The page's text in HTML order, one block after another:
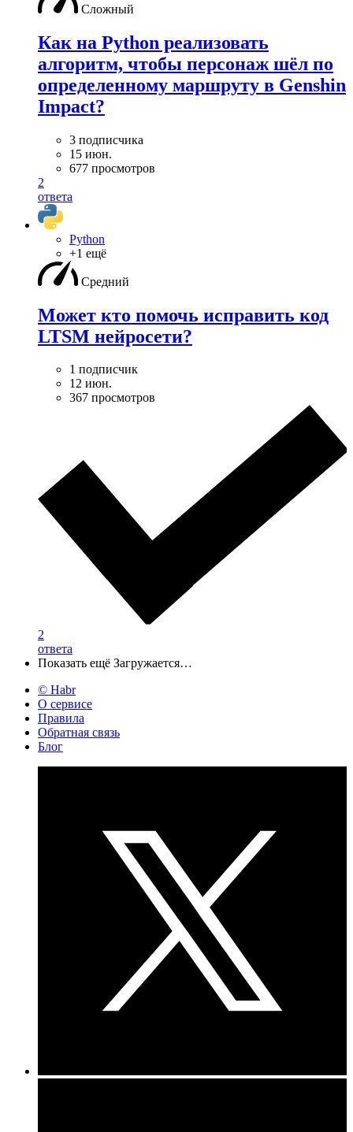
Сложный
Как на Python реализовать
алгоритм, чтобы персонаж шёл по
определенному маршруту в Genshin
Impact?
3 подписчика
15 июн.
677 просмотров
2
ответа
Python
+1 ещё
Средний
Может кто помочь исправить код
LTSM нейросети?
1 подписчик
12 июн.
367 просмотров
2
ответа
Показать ещё Загружается…
© Habr
О сервисе
Правила
Обратная связь
Блог